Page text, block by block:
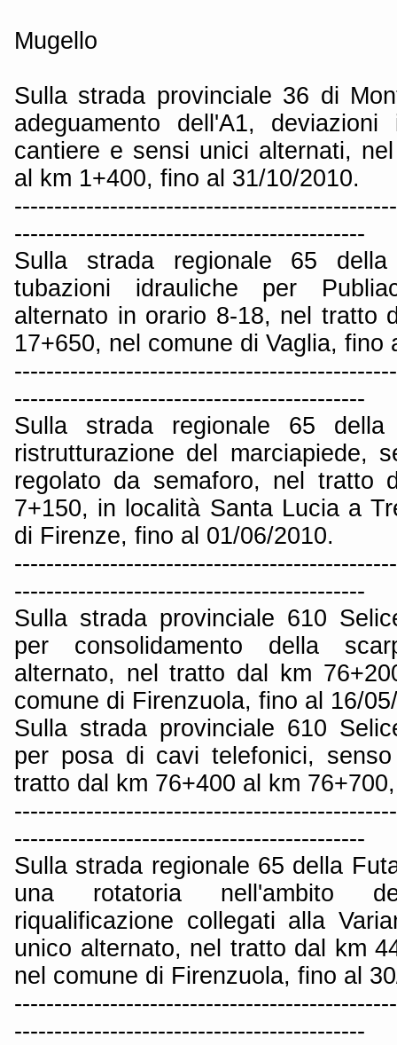
Mugello
Sulla strada provinciale 36 di
adeguamento dell'A1,
cantiere e sensi unici alternati,
al km 1+400, fino al 31/10/2010.
--------------------------------------------
Sulla strada regionale 65
tubazioni idrauliche per
alternato in orario 8-18, nel tratto
17+650, nel comune di Vaglia, fino
--------------------------------------------
Sulla strada regionale 65
ristrutturazione del marciapiede,
regolato da semaforo, nel tratto
7+150, in località Santa Lucia a
di Firenze, fino al 01/06/2010.
--------------------------------------------
Sulla strada provinciale 610
per consolidamento della
alternato, nel tratto dal km
comune di Firenzuola, fino al 16/
Sulla strada provinciale 610
per posa di cavi telefonici,
tratto dal km 76+400 al km
--------------------------------------------
Sulla strada regionale 65 della
una rotatoria nell'ambito
riqualificazione collegati alla
unico alternato, nel tratto dal km
nel comune di Firenzuola, fino al
--------------------------------------------